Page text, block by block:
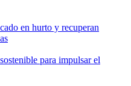
en hurto y recuperan
para impulsar el